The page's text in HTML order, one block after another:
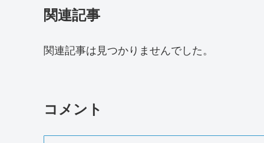
関連記事
関連記事は見つかりませんでした。
コメント